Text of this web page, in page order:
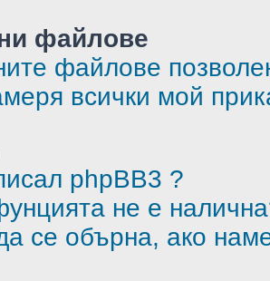
файлове
файлове
всички мой
phpBB3 ?
не е
се обърна, ако